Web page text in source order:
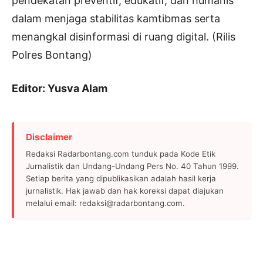
dalam menjaga stabilitas kamtibmas serta
menangkal disinformasi di ruang digital. (Rilis
Polres Bontang)
Editor: Yusva Alam
Disclaimer
Redaksi Radarbontang.com tunduk pada Kode Etik
Jurnalistik dan Undang-Undang Pers No. 40 Tahun 1999.
Setiap berita yang dipublikasikan adalah hasil kerja
jurnalistik. Hak jawab dan hak koreksi dapat diajukan
melalui email: redaksi@radarbontang.com.